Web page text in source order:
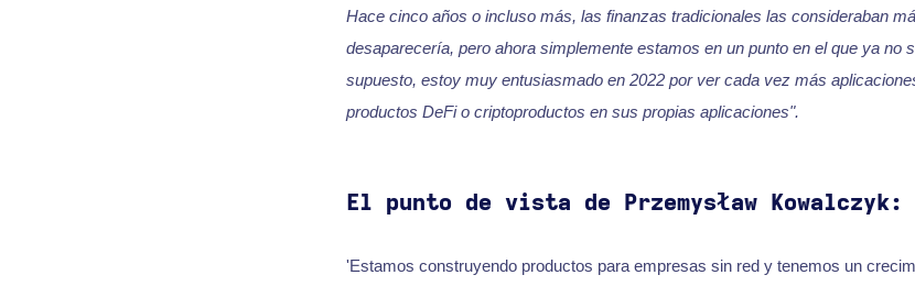
Hace cinco años o incluso más, las finanzas tradicionales las consideraban
desaparecería, pero ahora simplemente estamos en un punto en el que ya no
supuesto, estoy muy entusiasmado en 2022 por ver cada vez más
productos DeFi o criptoproductos en sus propias aplicaciones".
El punto de vista de Przemysław Kowalczyk:
'Estamos construyendo productos para empresas sin red y tenemos un